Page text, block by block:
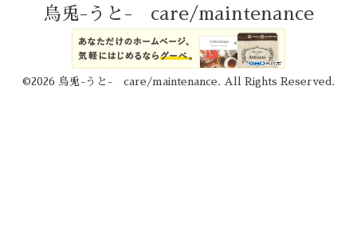
烏兎-うと- care/maintenance
©2026 烏兎-うと- care/maintenance . All Rights Reserved.